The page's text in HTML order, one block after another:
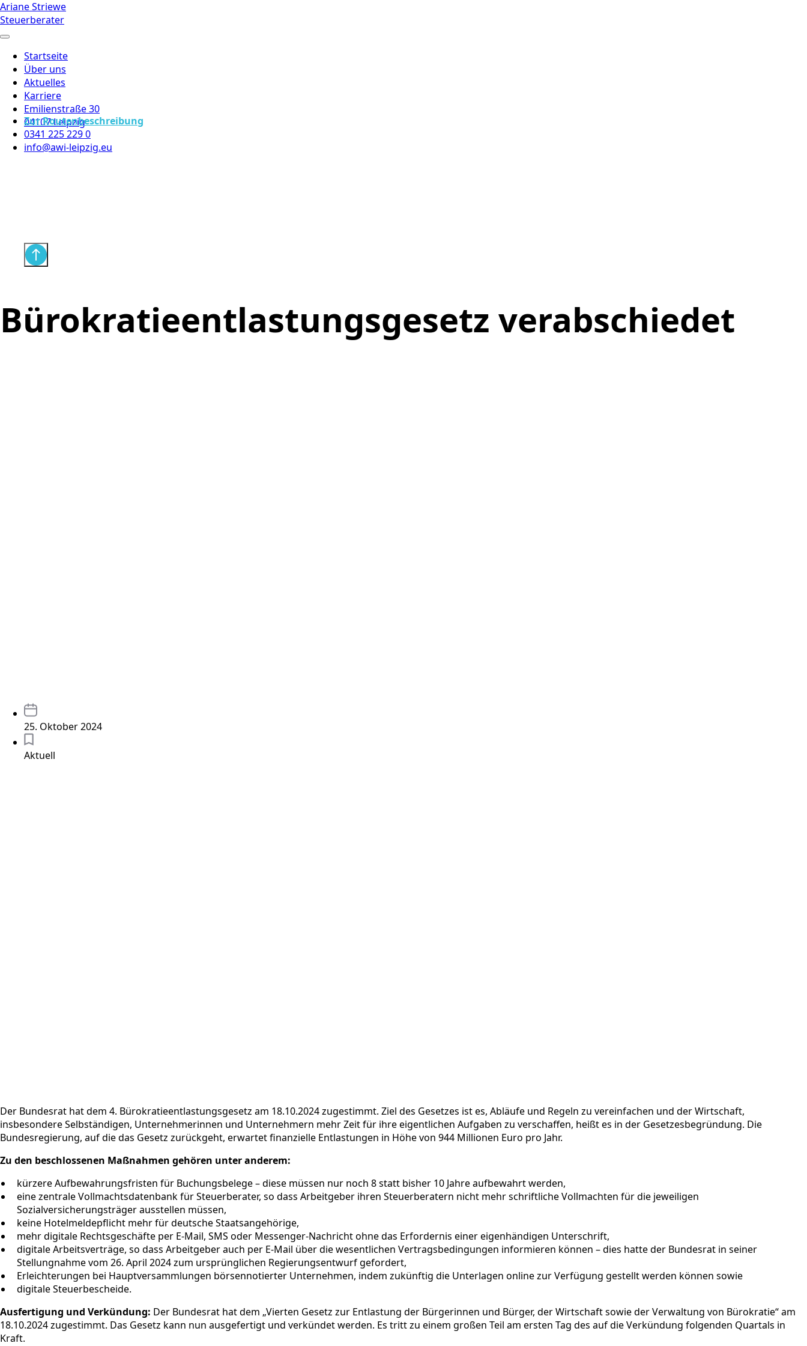
Ariane Striewe
Steuerberater
Startseite
Über uns
Aktuelles
Karriere
Emilienstraße 30
04107 Leipzig
Zur Routenbeschreibung
0341 225 229 0
info@awi-leipzig.eu
Bürokratieentlastungsgesetz verabschiedet
25. Oktober 2024
Aktuell
Der Bundesrat hat dem 4. Bürokratieentlastungsgesetz am 18.10.2024 zugestimmt. Ziel des Gesetzes ist es, Abläufe und Regeln zu vereinfachen und der Wirtschaft,
insbesondere Selbständigen, Unternehmerinnen und Unternehmern mehr Zeit für ihre eigentlichen Aufgaben zu verschaffen, heißt es in der Gesetzesbegründung. Die
Bundesregierung, auf die das Gesetz zurückgeht, erwartet finanzielle Entlastungen in Höhe von 944 Millionen Euro pro Jahr.
Zu den beschlossenen Maßnahmen gehören unter anderem:
kürzere Aufbewahrungsfristen für Buchungsbelege – diese müssen nur noch 8 statt bisher 10 Jahre aufbewahrt werden,
eine zentrale Vollmachtsdatenbank für Steuerberater, so dass Arbeitgeber ihren Steuerberatern nicht mehr schriftliche Vollmachten für die jeweiligen
Sozialversicherungsträger ausstellen müssen,
keine Hotelmeldepflicht mehr für deutsche Staatsangehörige,
mehr digitale Rechtsgeschäfte per E-Mail, SMS oder Messenger-Nachricht ohne das Erfordernis einer eigenhändigen Unterschrift,
digitale Arbeitsverträge, so dass Arbeitgeber auch per E-Mail über die wesentlichen Vertragsbedingungen informieren können – dies hatte der Bundesrat in seiner
Stellungnahme vom 26. April 2024 zum ursprünglichen Regierungsentwurf gefordert,
Erleichterungen bei Hauptversammlungen börsennotierter Unternehmen, indem zukünftig die Unterlagen online zur Verfügung gestellt werden können sowie
digitale Steuerbescheide.
Ausfertigung und Verkündung: Der Bundesrat hat dem „Vierten Gesetz zur Entlastung der Bürgerinnen und Bürger, der Wirtschaft sowie der Verwaltung von Bürokratie“ am
18.10.2024 zugestimmt. Das Gesetz kann nun ausgefertigt und verkündet werden. Es tritt zu einem großen Teil am ersten Tag des auf die Verkündung folgenden Quartals in
Kraft.